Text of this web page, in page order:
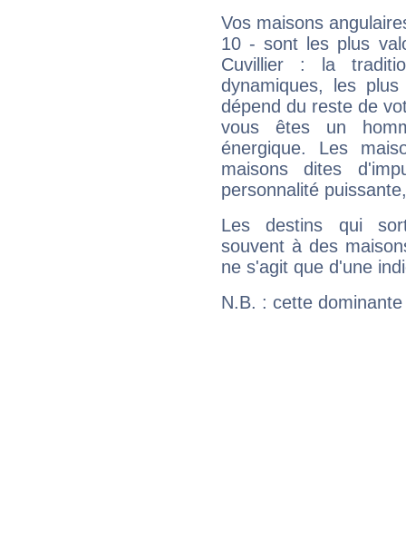
Vos maisons
10 - sont les plus
Cuvillier : la
dynamiques, les
dépend du reste de
vous êtes un
énergique. Les
maisons dites
personnalité
Les destins qui
souvent à des
ne s'agit que d'une
N.B. : cette